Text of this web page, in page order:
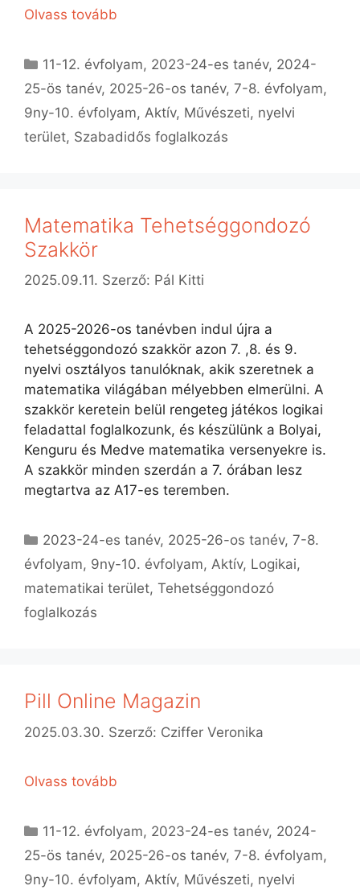
Olvass tovább
Kategória
11-12. évfolyam, 2023-24-es tanév, 2024-
25-ös tanév, 2025-26-os tanév, 7-8. évfolyam,
9ny-10. évfolyam, Aktív, Művészeti, nyelvi
terület, Szabadidős foglalkozás
Matematika Tehetséggondozó
Szakkör
2025.09.11. Szerző: Pál Kitti
A 2025-2026-os tanévben indul újra a
tehetséggondozó szakkör azon 7. ,8. és 9.
nyelvi osztályos tanulóknak, akik szeretnek a
matematika világában mélyebben elmerülni. A
szakkör keretein belül rengeteg játékos logikai
feladattal foglalkozunk, és készülünk a Bolyai,
Kenguru és Medve matematika versenyekre is.
A szakkör minden szerdán a 7. órában lesz
megtartva az A17-es teremben.
Kategória
2023-24-es tanév, 2025-26-os tanév,7-8.
évfolyam, 9ny-10. évfolyam, Aktív, Logikai,
matematikai terület, Tehetséggondozó
foglalkozás
Pill Online Magazin
2025.03.30. Szerző: Cziffer Veronika
Olvass tovább
Kategória
11-12. évfolyam, 2023-24-es tanév, 2024-
25-ös tanév, 2025-26-os tanév, 7-8. évfolyam,
9ny-10. évfolyam, Aktív, Művészeti, nyelvi